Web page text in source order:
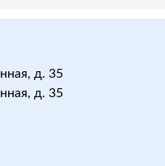
д. 35
д. 35